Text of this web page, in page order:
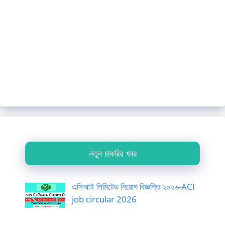
নতুন চাকরির খবর
এসিআই লিমিটেড নিয়োগ বিজ্ঞপ্তি ২০২৬-ACI
job circular 2026